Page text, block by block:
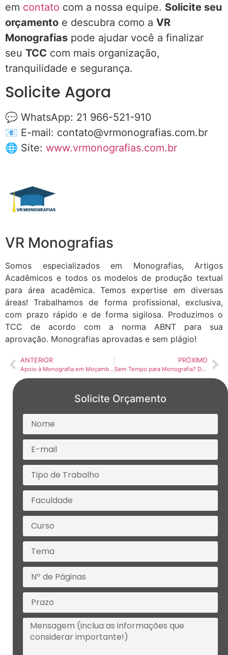
em contato com a nossa equipe. Solicite seu
orçamento e descubra como a VR
Monografias pode ajudar você a finalizar
seu TCC com mais organização,
tranquilidade e segurança.
Solicite Agora
💬 WhatsApp: 21 966-521-910
📧 E-mail: contato@vrmonografias.com.br
🌐 Site: www.vrmonografias.com.br
VR Monografias
Somos especializados em Monografias, Artigos
Acadêmicos e todos os modelos de produção textual
para área acadêmica. Temos expertise em diversas
áreas! Trabalhamos de forma profissional, exclusiva,
com prazo rápido e de forma sigilosa. Produzimos o
TCC de acordo com a norma ABNT para sua
aprovação. Monografias aprovadas e sem plágio!
ANTERIOR
Apoio à Monografia em Moçambique
PRÓXIMO
Sem Tempo para Monografia? Descubra Como a VR Monografias Pode Ajudar
Solicite Orçamento